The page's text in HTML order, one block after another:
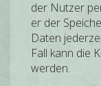
der Nutzer
er der
Daten
Fall kann die
werden.